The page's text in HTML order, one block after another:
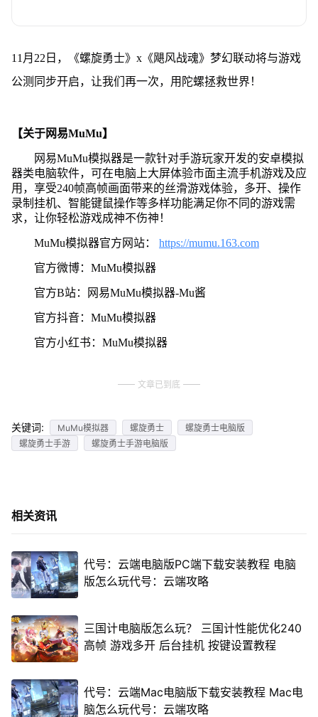
11月22日，《螺旋勇士》x《飓风战魂》梦幻联动将与游戏
公测同步开启，让我们再一次，用陀螺拯救世界！
【关于网易MuMu】
网易MuMu模拟器是一款针对手游玩家开发的安卓模拟
器类电脑软件，可在电脑上大屏体验市面主流手机游戏及应
用，享受240帧高帧画面带来的丝滑游戏体验，多开、操作
录制挂机、智能键鼠操作等多样功能满足你不同的游戏需
求，让你轻松游戏成神不伤神！
MuMu模拟器官方网站： https://mumu.163.com
官方微博：MuMu模拟器
官方B站：网易MuMu模拟器-Mu酱
官方抖音：MuMu模拟器
官方小红书：MuMu模拟器
文章已到底
关键词: MuMu模拟器 螺旋勇士
螺旋勇士电脑版
螺旋勇士手游
螺旋勇士手游电脑版
相关资讯
代号：云端电脑版PC端下载安装教程 电脑
版怎么玩代号：云端攻略
三国计电脑版怎么玩？ 三国计性能优化240
高帧 游戏多开 后台挂机 按键设置教程
代号：云端Mac电脑版下载安装教程 Mac电
脑怎么玩代号：云端攻略